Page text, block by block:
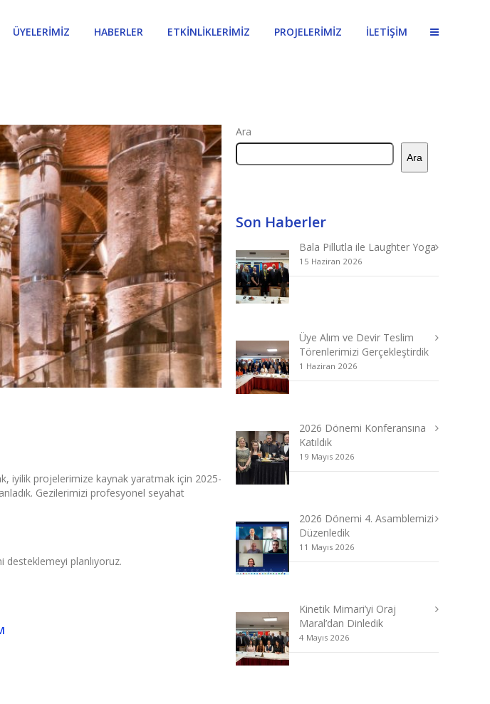
ÜYELERİMİZ HABERLER ETKİNLİKLERİMİZ PROJELERİMİZ İLETİŞİM
iyilik projelerimize kaynak yaratmak için 2025-
Gezilerimizi profesyonel seyahat
desteklemeyi planlıyoruz.
Ara
Ara
Son Haberler
Bala Pillutla ile Laughter Yoga
15 Haziran 2026
Üye Alım ve Devir Teslim
Törenlerimizi Gerçekleştirdik
1 Haziran 2026
2026 Dönemi Konferansına
Katıldık
19 Mayıs 2026
2026 Dönemi 4. Asamblemizi
Düzenledik
11 Mayıs 2026
Kinetik Mimari’yi Oraj
Maral’dan Dinledik
4 Mayıs 2026